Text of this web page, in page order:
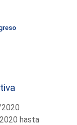
hasta